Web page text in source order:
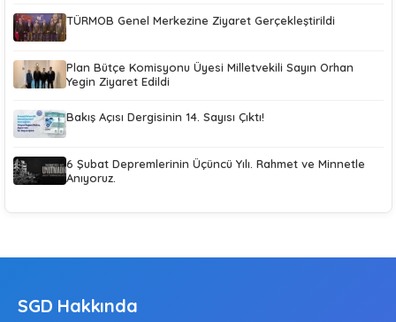
TÜRMOB Genel Merkezine Ziyaret Gerçekleştirildi
Plan Bütçe Komisyonu Üyesi Milletvekili Sayın Orhan
Yegin Ziyaret Edildi
Bakış Açısı Dergisinin 14. Sayısı Çıktı!
6 Şubat Depremlerinin Üçüncü Yılı. Rahmet ve Minnetle
Anıyoruz.
SGD Hakkında